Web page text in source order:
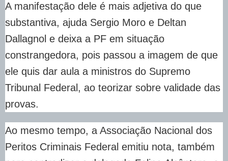
A manifestação dele é mais adjetiva do que
substantiva, ajuda Sergio Moro e Deltan
Dallagnol e deixa a PF em situação
constrangedora, pois passou a imagem de que
ele quis dar aula a ministros do Supremo
Tribunal Federal, ao teorizar sobre validade das
provas.
Ao mesmo tempo, a Associação Nacional dos
Peritos Criminais Federal emitiu nota, também